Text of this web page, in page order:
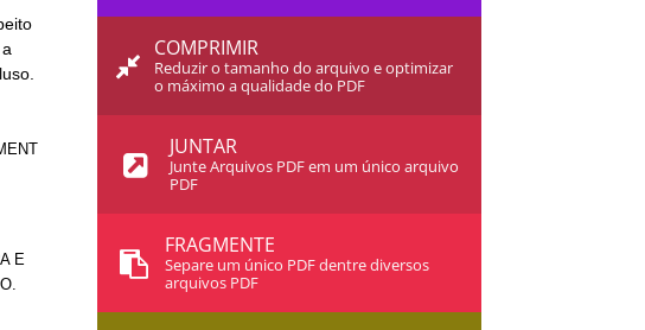
E
COMPRIMIR
Reduzir o tamanho do arquivo e optimizar
o máximo a qualidade do PDF
JUNTAR
Junte Arquivos PDF em um único arquivo
PDF
FRAGMENTE
Separe um único PDF dentre diversos
arquivos PDF